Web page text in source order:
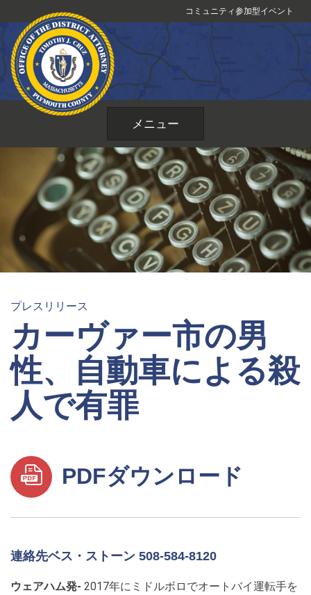
ン
テ
ツ
コミュニティ参加型イベント
メニュー
プレスリリース
カーヴァー市の男
性、自動車による殺
人で有罪
PDFダウンロード
連絡先ベス・ストーン 508-584-8120
ウェアハム発- 2017年にミドルボロでオートバイ運転手を